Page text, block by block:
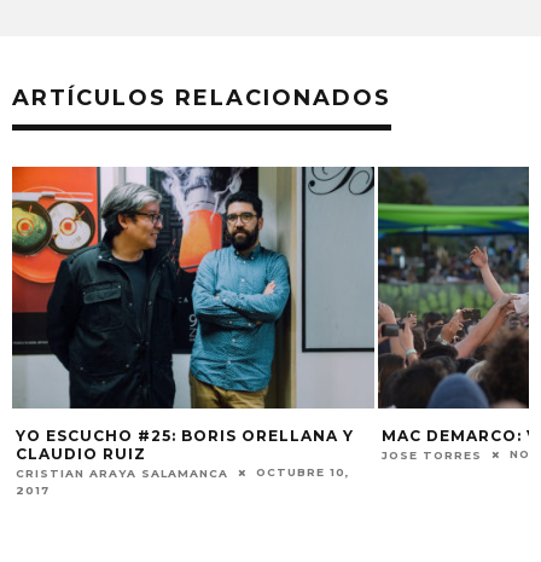
ARTÍCULOS RELACIONADOS
YO ESCUCHO #25: BORIS ORELLANA Y
CLAUDIO RUIZ
CRISTIAN ARAYA SALAMANCA
OCTUBRE 10,
2017
MAC DEMARCO:
JOSE TORRES